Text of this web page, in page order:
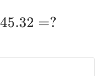
125.5 + 45.32
45.32 =?